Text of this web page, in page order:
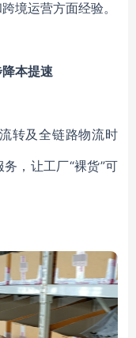
境运营方面经验。
本提速
转及全链路物流时
，让工厂“裸货”可